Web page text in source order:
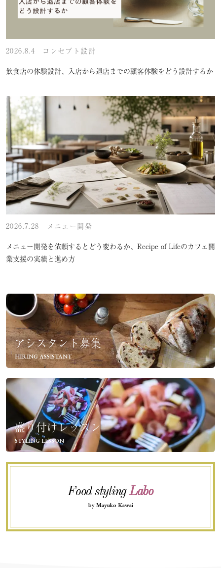
2026.8.4 コンセプト設計
飲食店の体験設計、入店から退店までの顧客体験をどう設計するか
2026.7.28 メニュー開発
メニュー開発を依頼するとどう変わるか、Recipe of Lifeのカフェ開
業支援の実績と進め方
アシスタント募集
HIRING ASSISTANT
盛り付けレッスン
STYLING LESSON
Food stylingLabo
by Mayuko Kawai